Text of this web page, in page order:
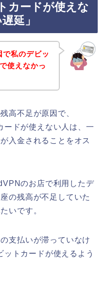
カードが使えな
延」
私のデビッ
使えなかっ
高不足が原因で、
ードが使えない人は、一
入金されることをオス
のお店で利用したデ
の残高が不足していた
いです。
支払いが滞っていなけ
トカードが使えるよう